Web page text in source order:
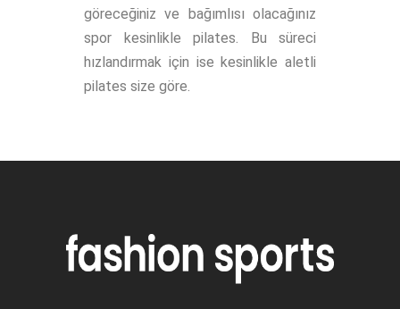
göreceğiniz ve bağımlısı olacağınız
spor kesinlikle pilates. Bu süreci
hızlandırmak için ise kesinlikle aletli
pilates size göre.